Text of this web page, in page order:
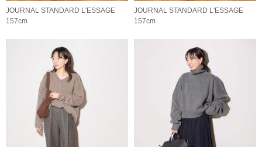
JOURNAL STANDARD L'ESSAGE
157cm
JOURNAL STANDARD L'ESSAGE
157cm